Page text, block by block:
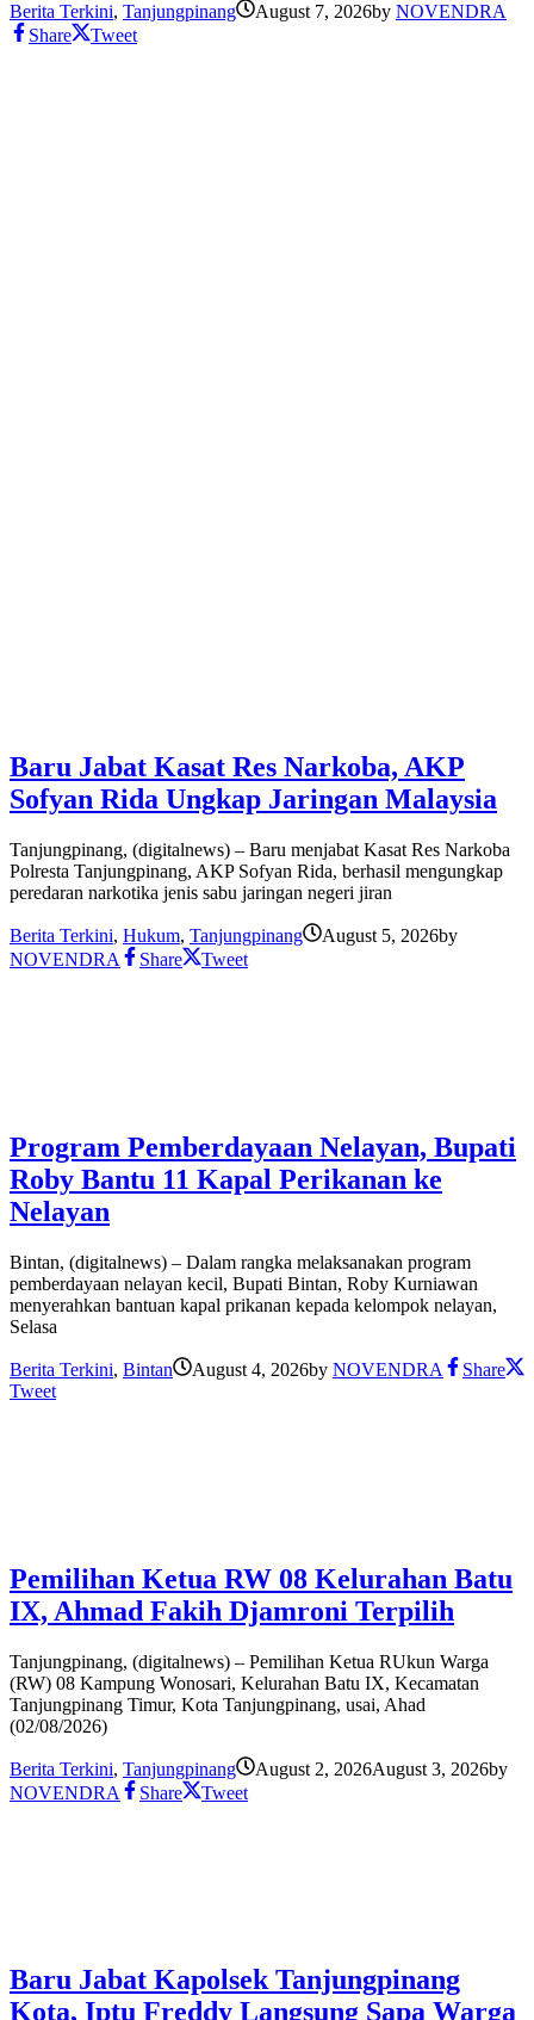
Berita Terkini, Tanjungpinang August 7, 2026by NOVENDRA
Share
Tweet
Baru Jabat Kasat Res Narkoba, AKP
Sofyan Rida Ungkap Jaringan Malaysia
Tanjungpinang, (digitalnews) – Baru menjabat Kasat Res Narkoba
Polresta Tanjungpinang, AKP Sofyan Rida, berhasil mengungkap
peredaran narkotika jenis sabu jaringan negeri jiran
Berita Terkini, Hukum, Tanjungpinang August 5, 2026by
NOVENDRA
Share Tweet
Program Pemberdayaan Nelayan, Bupati
Roby Bantu 11 Kapal Perikanan ke
Nelayan
Bintan, (digitalnews) – Dalam rangka melaksanakan program
pemberdayaan nelayan kecil, Bupati Bintan, Roby Kurniawan
menyerahkan bantuan kapal prikanan kepada kelompok nelayan,
Selasa
Berita Terkini, Bintan August 4, 2026by NOVENDRA
Share
Tweet
Pemilihan Ketua RW 08 Kelurahan Batu
IX, Ahmad Fakih Djamroni Terpilih
Tanjungpinang, (digitalnews) – Pemilihan Ketua RUkun Warga
(RW) 08 Kampung Wonosari, Kelurahan Batu IX, Kecamatan
Tanjungpinang Timur, Kota Tanjungpinang, usai, Ahad
(02/08/2026)
Berita Terkini, Tanjungpinang August 2, 2026August 3, 2026by
NOVENDRA
Share Tweet
Baru Jabat Kapolsek Tanjungpinang
Kota, Iptu Freddy Langsung Sapa Warga